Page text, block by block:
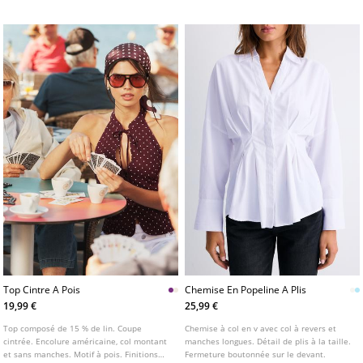
Top Cintre A Pois
19,99 €
Top composé de 15 % de lin. Coupe
cintrée. Encolure américaine, col montant
et sans manches. Motif à pois. Finitions
Chemise En Popeline A Plis
25,99 €
Chemise à col en v avec col à revers et
manches longues. Détail de plis à la taille.
Fermeture boutonnée sur le devant.